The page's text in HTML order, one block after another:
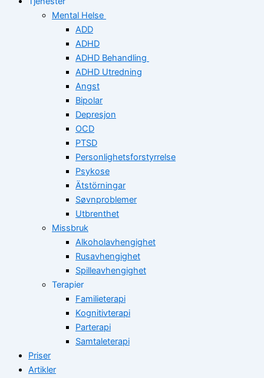
Mental Helse
ADD
ADHD
ADHD Behandling
ADHD Utredning
Angst
Bipolar
Depresjon
OCD
PTSD
Personlighetsforstyrrelse
Psykose
Ätstörningar
Søvnproblemer
Utbrenthet
Missbruk
Alkoholavhengighet
Rusavhengighet
Spilleavhengighet
Terapier
Familieterapi
Kognitivterapi
Parterapi
Samtaleterapi
Priser
Artikler